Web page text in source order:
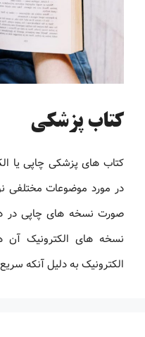
کتاب پزشکی
کتاب های پزشکی چاپی یا
در مورد موضوعات مختلفی
صورت نسخه های چاپی در
نسخه های الکترونیک
الکترونیک به دلیل آنکه